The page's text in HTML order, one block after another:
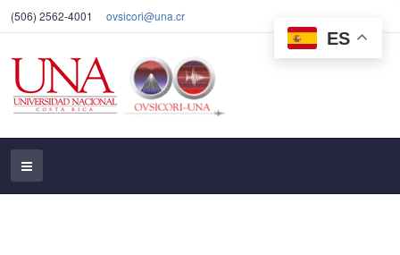
(506) 2562-4001 ovsicori@una.cr
ES